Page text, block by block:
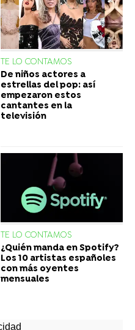
TE LO CONTAMOS
De niños actores a
estrellas del pop: así
empezaron estos
cantantes en la
televisión
TE LO CONTAMOS
¿Quién manda en Spotify?
Los 10 artistas españoles
con más oyentes
mensuales